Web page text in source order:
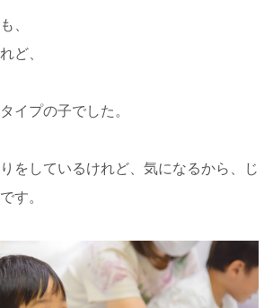
、
ど、
イプの子でした。
をしているけれど、気になるから、じ
す。